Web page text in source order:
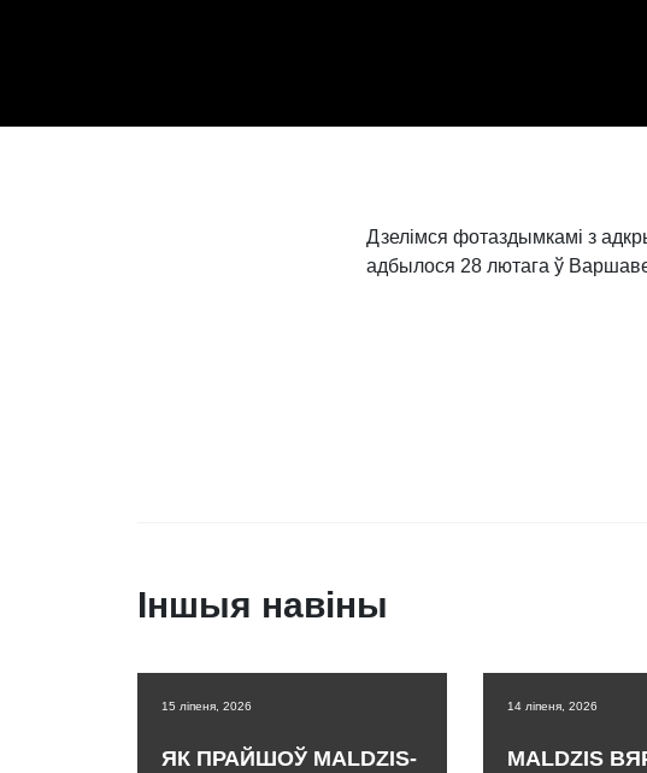
Дзелімся фотаздымкамі з
адбылося 28 лютага ў
Іншыя навіны
15 ліпеня, 2026
ЯК ПРАЙШОЎ MALDZIS-
14 ліпеня, 2026
MALDZIS